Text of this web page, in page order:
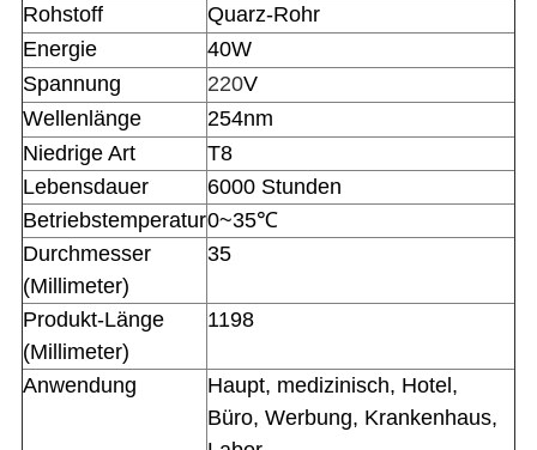
Rohstoff
Quarz-Rohr
Energie
40W
Spannung
220V
Wellenlänge
254nm
Niedrige Art
T8
Lebensdauer
6000 Stunden
Betriebstemperatur0~35℃
Durchmesser
(Millimeter)
35
Produkt-Länge
(Millimeter)
1198
Anwendung
Haupt, medizinisch, Hotel,
Büro, Werbung, Krankenhaus,